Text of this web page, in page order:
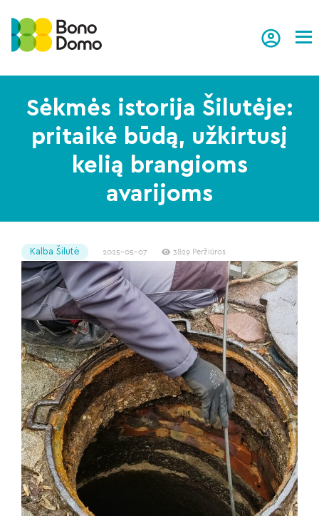
Sėkmės istorija Šilutėje:
pritaikė būdą, užkirtusį
kelią brangioms
avarijoms
Kalba Šilutė 2025-05-07 3829 Peržiūros